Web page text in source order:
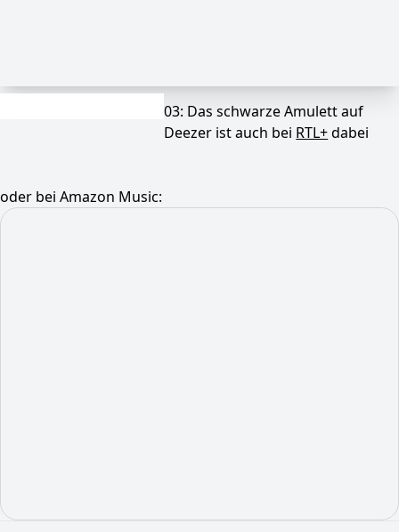
03: Das schwarze Amulett auf
Deezer ist auch bei RTL+dabei
oder bei Amazon Music: